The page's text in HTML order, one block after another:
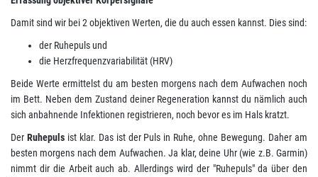
Damit sind wir bei 2 objektiven Werten, die du auch essen kannst. Dies sind:
der Ruhepuls und
die Herzfrequenzvariabilität (HRV)
Beide Werte ermittelst du am besten morgens nach dem Aufwachen noch
im Bett. Neben dem Zustand deiner Regeneration kannst du nämlich auch
sich anbahnende Infektionen registrieren, noch bevor es im Hals kratzt.
Der Ruhepulsist klar. Das ist der Puls in Ruhe, ohne Bewegung. Daher am
besten morgens nach dem Aufwachen. Ja klar, deine Uhr (wie z.B. Garmin)
nimmt dir die Arbeit auch ab. Allerdings wird der "Ruhepuls" da über den